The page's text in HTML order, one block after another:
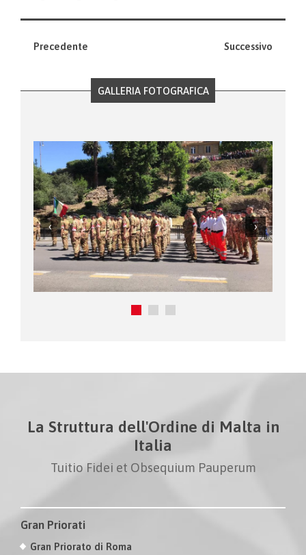
Precedente Successivo
GALLERIA FOTOGRAFICA
La Struttura dell'Ordine di Malta in
Italia
Tuitio Fidei et Obsequium Pauperum
Gran Priorati
Gran Priorato di Roma